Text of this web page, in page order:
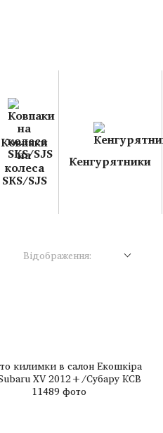
Ковпаки
на
колеса
SKS/SJS
Кенгурятники
Відображення: